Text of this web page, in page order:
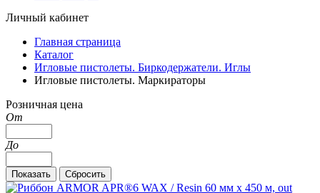
Личный кабинет
Главная страница
Каталог
Игловые пистолеты. Биркодержатели. Иглы
Игловые пистолеты. Маркираторы
Розничная цена
От
До